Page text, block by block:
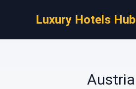
Luxury Hotels Hub
Austria